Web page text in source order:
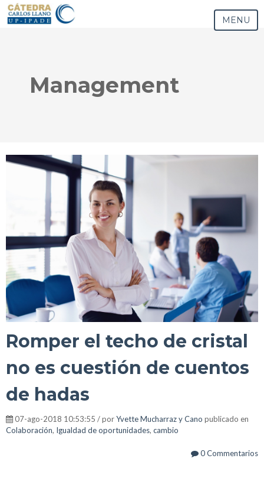
MENU
Management
Romper el techo de cristal
no es cuestión de cuentos
de hadas
07-ago-2018 10:53:55 / porYvette Mucharraz y Cano publicado en
Colaboración, Igualdad de oportunidades, cambio
0 Commentarios